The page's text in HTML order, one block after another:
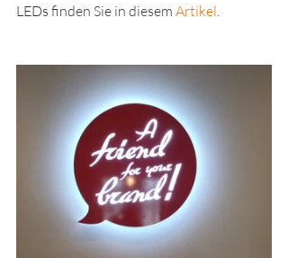
LEDs finden Sie in diesem Artikel.